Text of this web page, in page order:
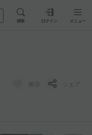
検索 ログイン メニュー
保存 シェア